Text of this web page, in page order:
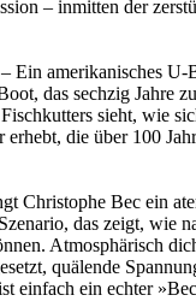
– inmitten der
Ein amerikanisches U-
das sechzig Jahre
sieht, wie
erhebt, die über 100
Christophe Bec ein
das zeigt, wie
Atmosphärisch
quälende
einfach ein echter